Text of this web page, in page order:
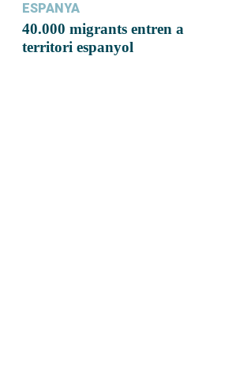
ESPANYA
40.000 migrants entren a
territori espanyol